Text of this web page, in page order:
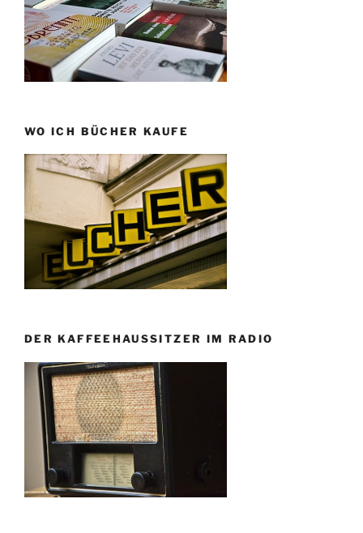
WO ICH BÜCHER KAUFE
DER KAFFEEHAUSSITZER IM RADIO